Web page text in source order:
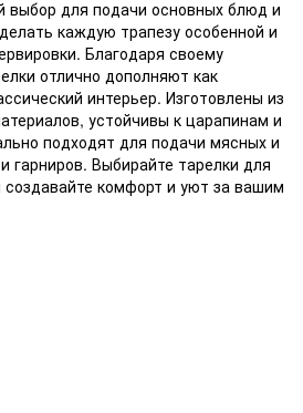
выбор для подачи основных блюд и
каждую трапезу особенной и
Благодаря своему
отлично дополняют как
интерьер. Изготовлены из
устойчивы к царапинам и
подходят для подачи мясных и
гарниров. Выбирайте тарелки для
создавайте комфорт и уют за вашим